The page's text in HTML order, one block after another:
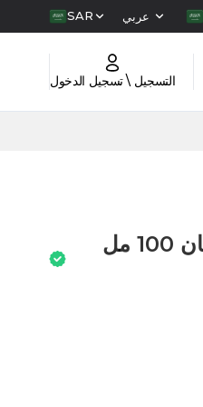
عربي SAR
التسجيل \ تسجيل الدخول
مجموعة عطر دولتشي آند غابانا كيه أو دو بارفان 100 مل